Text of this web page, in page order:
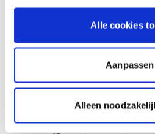
Alle cookies
Aanpassen
Alleen
Voorbereiding
Buiten het bereik van